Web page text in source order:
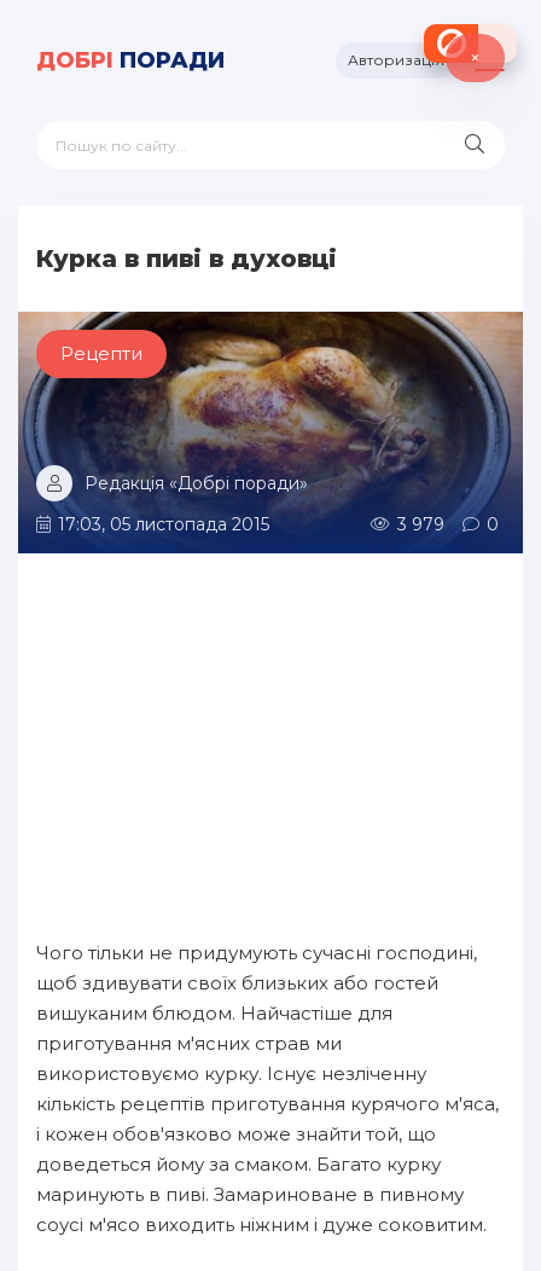
ДОБРІ ПОРАДИ Авторизація
Курка в пиві в духовці
Рецепти
Редакція «Добрі поради»
17:03, 05 листопада 2015
3 979 0
Чого тільки не придумують сучасні господині,
щоб здивувати своїх близьких або гостей
вишуканим блюдом. Найчастіше для
приготування м'ясних страв ми
використовуємо курку. Існує незліченну
кількість рецептів приготування курячого м'яса,
і кожен обов'язково може знайти той, що
доведеться йому за смаком. Багато курку
маринують в пиві. Замариноване в пивному
соусі м'ясо виходить ніжним і дуже соковитим.
×